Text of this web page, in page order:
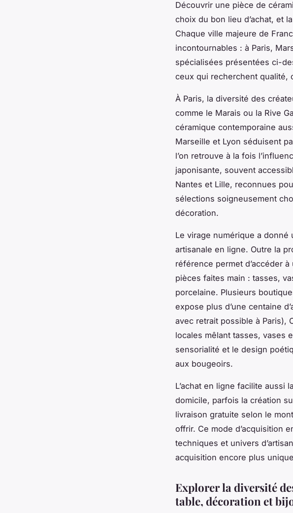
Découvrir une pièce de
choix du bon lieu d’achat, et la
Chaque ville majeure de
incontournables : à Paris,
spécialisées présentées ci-
ceux qui recherchent qualité,
À Paris, la diversité des
comme le Marais ou la Rive
céramique contemporaine
Marseille et Lyon séduisent
l’on retrouve à la fois
japonisante, souvent
Nantes et Lille, reconnues
sélections soigneusement
décoration.
Le virage numérique a
artisanale en ligne. Outre la
référence permet d’accéder
pièces faites main : tasses,
porcelaine. Plusieurs
expose plus d’une centaine
avec retrait possible à Paris),
locales mêlant tasses, vases
sensorialité et le design
aux bougeoirs.
L’achat en ligne facilite aussi
domicile, parfois la création
livraison gratuite selon le
offrir. Ce mode d’acquisition
techniques et univers
acquisition encore plus
Explorer la diversité
table, décoration et